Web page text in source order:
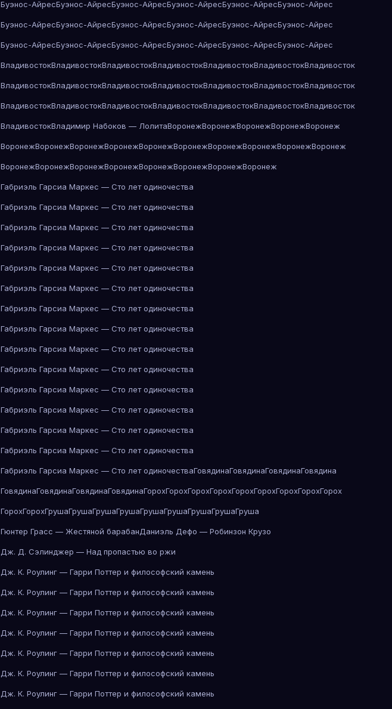
Буэнос-АйресБуэнос-АйресБуэнос-АйресБуэнос-АйресБуэнос-АйресБуэнос-Айрес
Буэнос-АйресБуэнос-АйресБуэнос-АйресБуэнос-АйресБуэнос-АйресБуэнос-Айрес
Буэнос-АйресБуэнос-АйресБуэнос-АйресБуэнос-АйресБуэнос-АйресБуэнос-Айрес
ВладивостокВладивостокВладивостокВладивостокВладивостокВладивостокВладивосток
ВладивостокВладивостокВладивостокВладивостокВладивостокВладивостокВладивосток
ВладивостокВладивостокВладивостокВладивостокВладивостокВладивостокВладивосток
ВладивостокВладимир Набоков — ЛолитаВоронежВоронежВоронежВоронежВоронеж
ВоронежВоронежВоронежВоронежВоронежВоронежВоронежВоронежВоронежВоронеж
ВоронежВоронежВоронежВоронежВоронежВоронежВоронежВоронеж
Габриэль Гарсиа Маркес — Сто лет одиночества
Габриэль Гарсиа Маркес — Сто лет одиночества
Габриэль Гарсиа Маркес — Сто лет одиночества
Габриэль Гарсиа Маркес — Сто лет одиночества
Габриэль Гарсиа Маркес — Сто лет одиночества
Габриэль Гарсиа Маркес — Сто лет одиночества
Габриэль Гарсиа Маркес — Сто лет одиночества
Габриэль Гарсиа Маркес — Сто лет одиночества
Габриэль Гарсиа Маркес — Сто лет одиночества
Габриэль Гарсиа Маркес — Сто лет одиночества
Габриэль Гарсиа Маркес — Сто лет одиночества
Габриэль Гарсиа Маркес — Сто лет одиночества
Габриэль Гарсиа Маркес — Сто лет одиночества
Габриэль Гарсиа Маркес — Сто лет одиночества
Габриэль Гарсиа Маркес — Сто лет одиночестваГовядинаГовядинаГовядинаГовядина
ГовядинаГовядинаГовядинаГовядинаГорохГорохГорохГорохГорохГорохГорохГорохГорох
ГорохГорохГрушаГрушаГрушаГрушаГрушаГрушаГрушаГрушаГруша
Гюнтер Грасс — Жестяной барабанДаниэль Дефо — Робинзон Крузо
Дж. Д. Сэлинджер — Над пропастью во ржи
Дж. К. Роулинг — Гарри Поттер и философский камень
Дж. К. Роулинг — Гарри Поттер и философский камень
Дж. К. Роулинг — Гарри Поттер и философский камень
Дж. К. Роулинг — Гарри Поттер и философский камень
Дж. К. Роулинг — Гарри Поттер и философский камень
Дж. К. Роулинг — Гарри Поттер и философский камень
Дж. К. Роулинг — Гарри Поттер и философский камень